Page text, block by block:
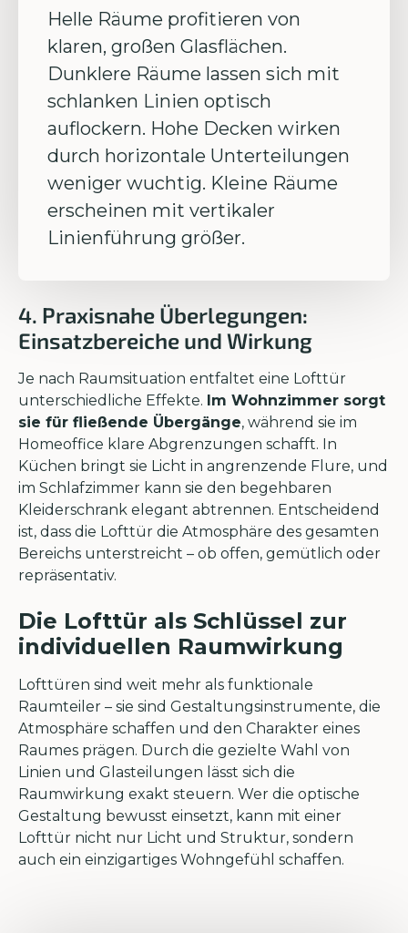
Helle Räume profitieren von
klaren, großen Glasflächen.
Dunklere Räume lassen sich mit
schlanken Linien optisch
auflockern. Hohe Decken wirken
durch horizontale Unterteilungen
weniger wuchtig. Kleine Räume
erscheinen mit vertikaler
Linienführung größer.
4. Praxisnahe Überlegungen:
Einsatzbereiche und Wirkung
Je nach Raumsituation entfaltet eine Lofttür
unterschiedliche Effekte. Im Wohnzimmer sorgt
sie für fließende Übergänge, während sie im
Homeoffice klare Abgrenzungen schafft. In
Küchen bringt sie Licht in angrenzende Flure, und
im Schlafzimmer kann sie den begehbaren
Kleiderschrank elegant abtrennen. Entscheidend
ist, dass die Lofttür die Atmosphäre des gesamten
Bereichs unterstreicht – ob offen, gemütlich oder
repräsentativ.
Die Lofttür als Schlüssel zur
individuellen Raumwirkung
Lofttüren sind weit mehr als funktionale
Raumteiler – sie sind Gestaltungsinstrumente, die
Atmosphäre schaffen und den Charakter eines
Raumes prägen. Durch die gezielte Wahl von
Linien und Glasteilungen lässt sich die
Raumwirkung exakt steuern. Wer die optische
Gestaltung bewusst einsetzt, kann mit einer
Lofttür nicht nur Licht und Struktur, sondern
auch ein einzigartiges Wohngefühl schaffen.